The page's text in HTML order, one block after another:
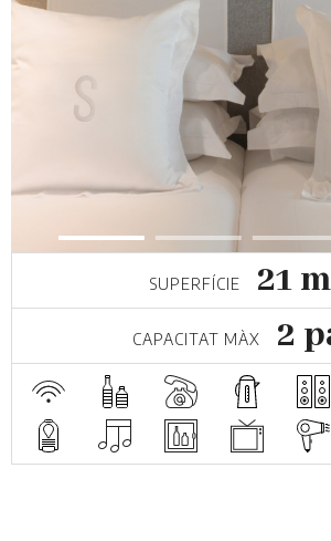
SUPERFÍCIE 21
CAPACITAT MÀX 2